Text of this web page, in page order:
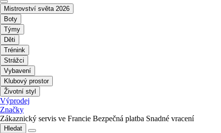
Mistrovství světa 2026
Boty
Týmy
Děti
Trénink
Strážci
Vybavení
Klubový prostor
Životní styl
Výprodej
Značky
Zákaznický servis ve Francie Bezpečná platba Snadné vracení
Hledat